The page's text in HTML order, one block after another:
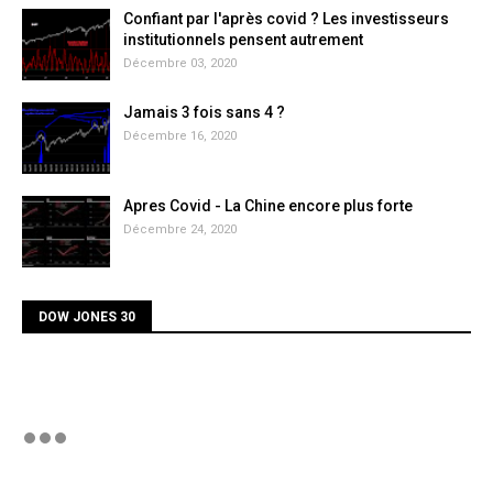
Confiant par l'après covid ? Les investisseurs
institutionnels pensent autrement
Décembre 03, 2020
Jamais 3 fois sans 4 ?
Décembre 16, 2020
Apres Covid - La Chine encore plus forte
Décembre 24, 2020
DOW JONES 30